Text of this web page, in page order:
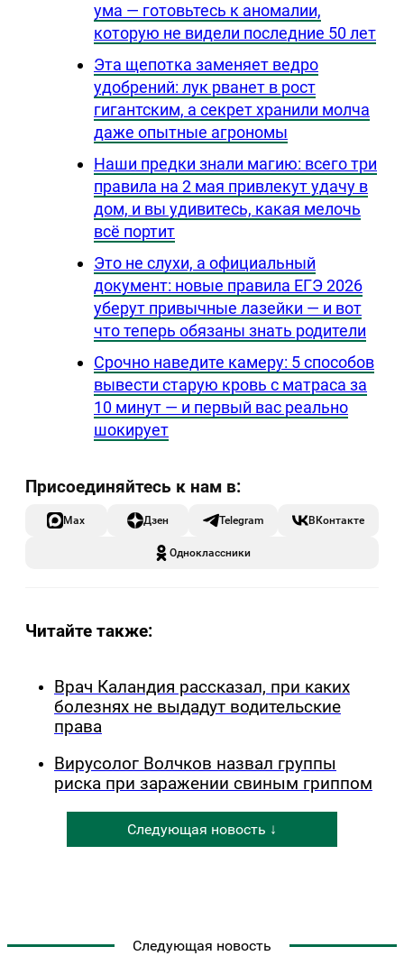
ума — готовьтесь к аномалии,
которую не видели последние 50 лет
Эта щепотка заменяет ведро
удобрений: лук рванет в рост
гигантским, а секрет хранили молча
даже опытные агрономы
Наши предки знали магию: всего три
правила на 2 мая привлекут удачу в
дом, и вы удивитесь, какая мелочь
всё портит
Это не слухи, а официальный
документ: новые правила ЕГЭ 2026
уберут привычные лазейки — и вот
что теперь обязаны знать родители
Срочно наведите камеру: 5 способов
вывести старую кровь с матраса за
10 минут — и первый вас реально
шокирует
Max Дзен Telegram ВКонтакте
Одноклассники
Читайте также:
Врач Каландия рассказал, при каких
болезнях не выдадут водительские
права
Вирусолог Волчков назвал группы
риска при заражении свиным гриппом
Следующая новость ↓
Следующая новость